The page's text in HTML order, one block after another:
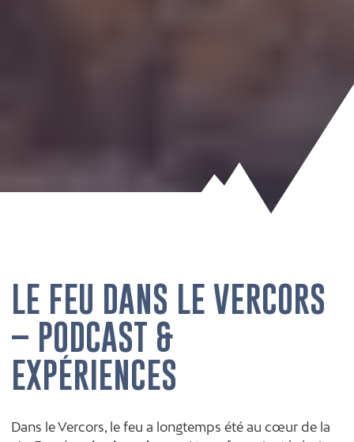
LE FEU DANS LE VERCORS
– PODCAST &
EXPÉRIENCES
Dans le Vercors, le feu a longtemps été au cœur de la